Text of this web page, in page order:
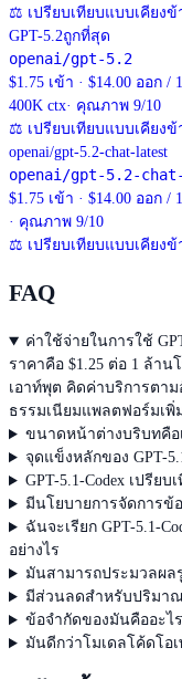
⚖ เปรียบเทียบแบบเคียงข้
GPT-5.2ถูกที่สุด
openai/gpt-5.2
$1.75 เข้า · $14.00 ออก /
400K ctx· คุณภาพ 9/10
⚖ เปรียบเทียบแบบเคียงข้
openai/gpt-5.2-chat-latest
openai/gpt-5.2-
$1.75 เข้า · $14.00 ออก /
· คุณภาพ 9/10
⚖ เปรียบเทียบแบบเคียงข้
FAQ
ค่าใช้จ่ายในการใช้
ราคาคือ $1.25 ต่อ 1 ล้า
เอาท์พุต คิดค่าบริการตา
ธรรมเนียมแพลตฟอร์มเพิ่
ขนาดหน้าต่างบริบทคือ
จุดแข็งหลักของ GPT-
GPT-5.1-Codex เปรียบ
มีนโยบายการจัดการข้
ฉันจะเรียก GPT-5.1-
อย่างไร
มันสามารถประมวลผล
มีส่วนลดสำหรับปริมา
ข้อจำกัดของมันคืออะไ
มันดีกว่าโมเดลโค้ดโอ